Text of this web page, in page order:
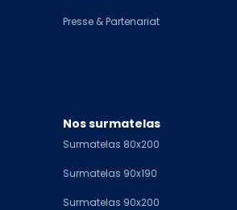
Presse & Partenariat
Nos surmatelas
Surmatelas 80x200
Surmatelas 90x190
Surmatelas 90x200